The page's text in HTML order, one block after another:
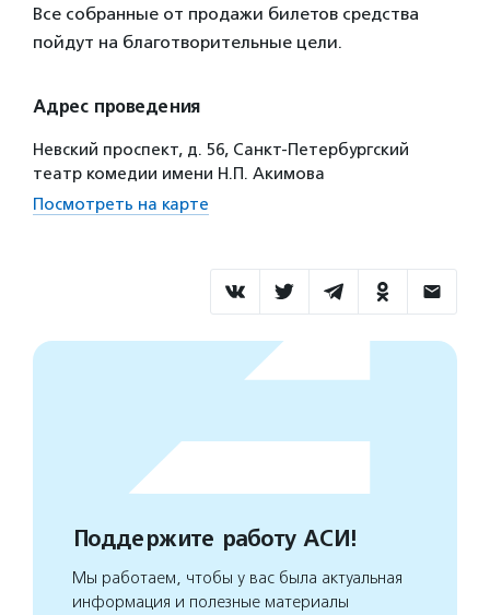
Все собранные от продажи билетов средства
пойдут на благотворительные цели.
Адрес проведения
Невский проспект, д. 56, Санкт-Петербургский
театр комедии имени Н.П. Акимова
Посмотреть на карте
Поддержите работу АСИ!
Мы работаем, чтобы у вас была актуальная
информация и полезные материалы